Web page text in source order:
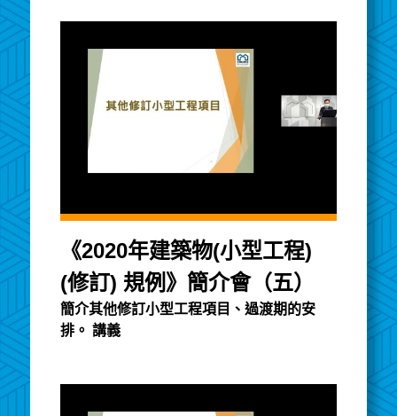
《2020年建築物(小型工程)
(修訂) 規例》簡介會（五）
簡介其他修訂小型工程項目、過渡期的安
排。 講義